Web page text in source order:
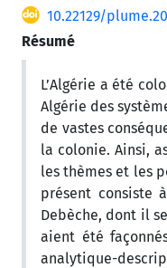
10.22129/
Résumé
L’Algérie a été
Algérie des
de vastes
la colonie. Ainsi,
les thèmes et les
présent consiste
Debèche, dont il
aient été
analytique-